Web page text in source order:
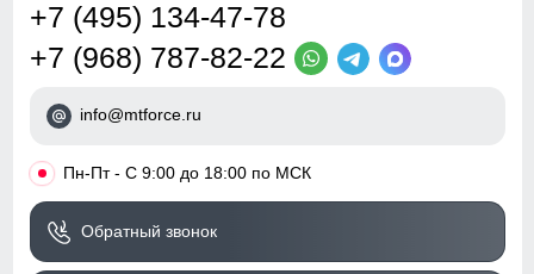
+7 (495) 134-47-78
+7 (968) 787-82-22
info@mtforce.ru
• Пн-Пт - С 9:00 до 18:00 по МСК
Обратный звонок